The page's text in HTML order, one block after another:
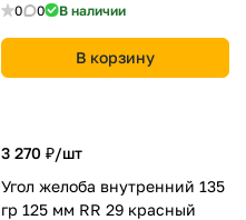
0 0 В наличии
В корзину
3 270 ₽/шт
Угол желоба внутренний 135
гр 125 мм RR 29 красный